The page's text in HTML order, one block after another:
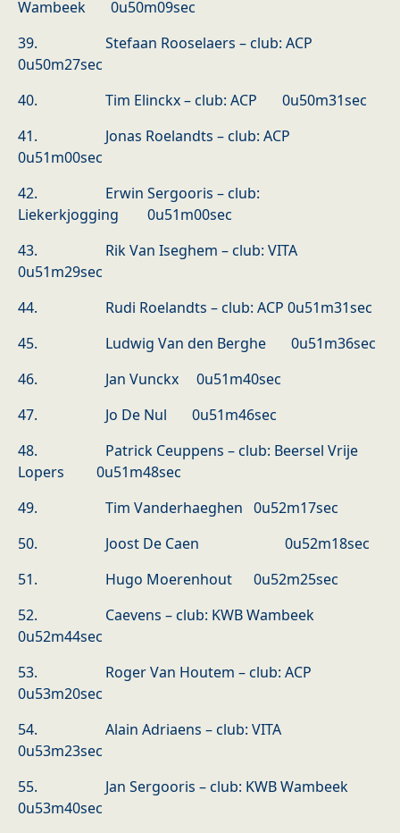
Wambeek 0u50m09sec
39. Stefaan Rooselaers – club: ACP
0u50m27sec
40. Tim Elinckx – club: ACP 0u50m31sec
41. Jonas Roelandts – club: ACP
0u51m00sec
42. Erwin Sergooris – club:
Liekerkjogging 0u51m00sec
43. Rik Van Iseghem – club: VITA
0u51m29sec
44. Rudi Roelandts – club: ACP 0u51m31sec
45. Ludwig Van den Berghe 0u51m36sec
46. Jan Vunckx 0u51m40sec
47. Jo De Nul 0u51m46sec
48. Patrick Ceuppens – club: Beersel Vrije
Lopers 0u51m48sec
49. Tim Vanderhaeghen 0u52m17sec
50. Joost De Caen 0u52m18sec
51. Hugo Moerenhout 0u52m25sec
52. Caevens – club: KWB Wambeek
0u52m44sec
53. Roger Van Houtem – club: ACP
0u53m20sec
54. Alain Adriaens – club: VITA
0u53m23sec
55. Jan Sergooris – club: KWB Wambeek
0u53m40sec